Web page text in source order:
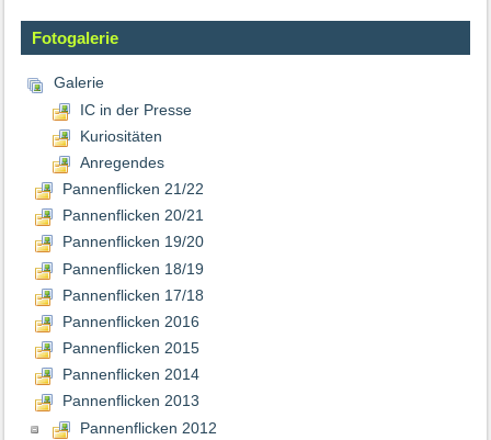
Fotogalerie
Galerie
IC in der Presse
Kuriositäten
Anregendes
Pannenflicken 21/22
Pannenflicken 20/21
Pannenflicken 19/20
Pannenflicken 18/19
Pannenflicken 17/18
Pannenflicken 2016
Pannenflicken 2015
Pannenflicken 2014
Pannenflicken 2013
Pannenflicken 2012